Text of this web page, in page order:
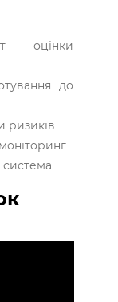
оцінки
до
ризиків